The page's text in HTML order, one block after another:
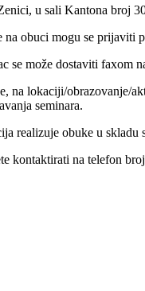
u sali Kantona broj
na obuci mogu se
se može dostaviti faxom
na lokaciji/obrazovanje/
seminara.
realizuje obuke u
kontaktirati na telefon